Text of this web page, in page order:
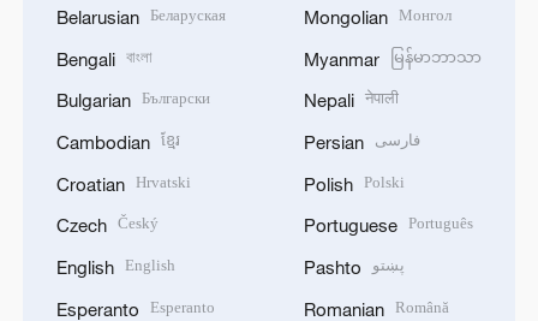
Belarusian Беларуская
Bengali বাংলা
Bulgarian Български
Cambodian ខ្មែរ
Croatian Hrvatski
Czech Český
English English
Esperanto Esperanto
Mongolian Монгол
Myanmar မြန်မာဘာသာ
Nepali नेपाली
Persian فارسی
Polish Polski
Portuguese Português
Pashto پښتو
Romanian Română